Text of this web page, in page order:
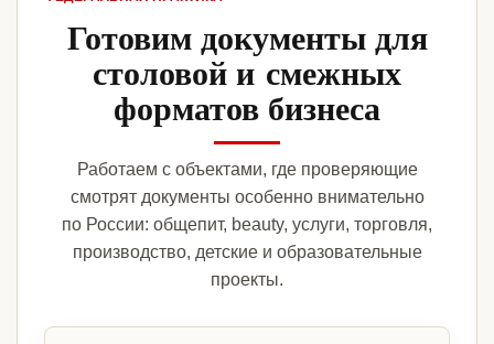
Готовим документы для
столовой и смежных
форматов бизнеса
Работаем с объектами, где проверяющие
смотрят документы особенно внимательно
по России: общепит, beauty, услуги, торговля,
производство, детские и образовательные
проекты.